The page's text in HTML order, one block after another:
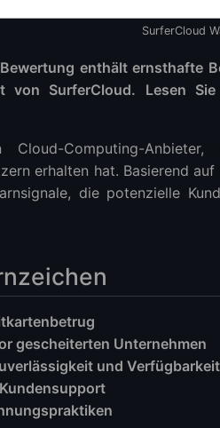
wählen sollten
wurden
SurferCloud
enthält ernsthafte
von SurferCloud. Lesen
Computing-
erhalten hat. Basierend
die potenzielle
gescheiterten Unternehmen
und Verfügbarkeit